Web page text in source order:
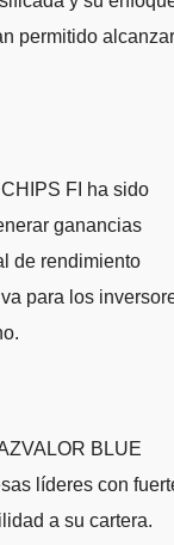
permitido alcanzar
FI ha sido
ganancias
de rendimiento
para los
BLUE
líderes con
a su cartera.